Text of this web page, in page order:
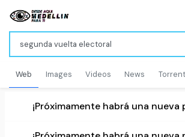
Web Images Videos News
¡Próximamente habrá una nueva